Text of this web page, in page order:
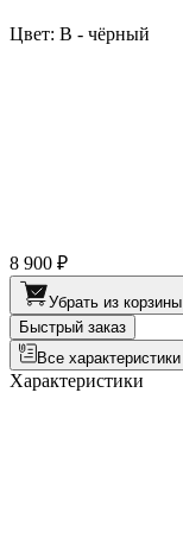
Цвет: B - чёрный
8 900 ₽
Убрать из корзины
Быстрый заказ
Все характеристики
Характеристики